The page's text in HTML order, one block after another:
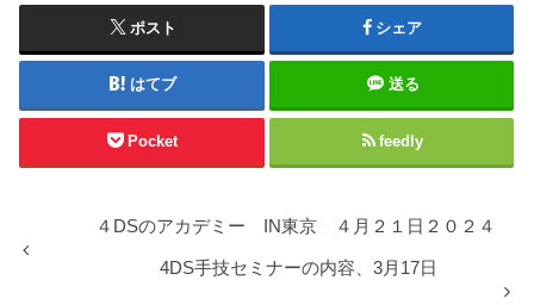
ポスト シェア
はてブ 送る
Pocket feedly
４DSのアカデミー IN東京 ４月２１日２０２４
4DS手技セミナーの内容、3月17日